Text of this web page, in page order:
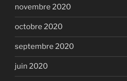
novembre 2020
octobre 2020
septembre 2020
juin 2020